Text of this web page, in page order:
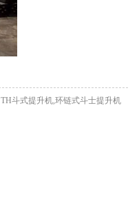
TH斗式提升机,环链式斗士提升机